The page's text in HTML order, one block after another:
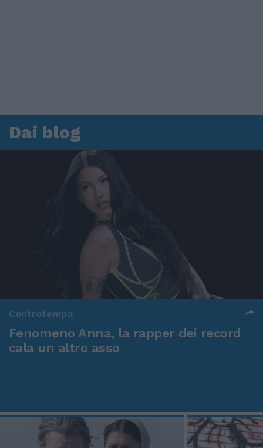
Dai blog
Controtempo
Fenomeno Anna, la rapper dei record
cala un altro asso